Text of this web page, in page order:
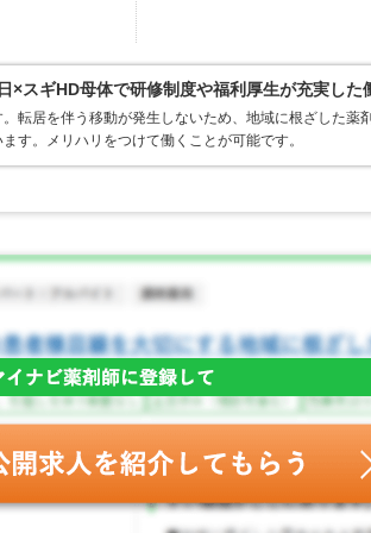
スギHD母体で研修制度や福利厚生が充実した
転居を伴う移動が発生しないため、地域に根ざした薬
す。メリハリをつけて働くことが可能です。